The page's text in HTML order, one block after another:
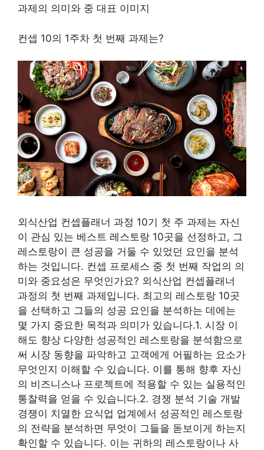
컨셉 10의 1주차 첫 번째 과제는?
외식산업 컨셉플래너 과정 10기 첫 주 과제는 자신
이 관심 있는 베스트 레스토랑 10곳을 선정하고, 그
레스토랑이 큰 성공을 거둘 수 있었던 요인을 분석
하는 것입니다. 컨셉 프로세스 중 첫 번째 작업의 의
미와 중요성은 무엇인가요? 외식산업 컨셉플래너
과정의 첫 번째 과제입니다. 최고의 레스토랑 10곳
을 선택하고 그들의 성공 요인을 분석하는 데에는
몇 가지 중요한 목적과 의미가 있습니다.1. 시장 이
해도 향상 다양한 성공적인 레스토랑을 분석함으로
써 시장 동향을 파악하고 고객에게 어필하는 요소가
무엇인지 이해할 수 있습니다. 이를 통해 향후 자신
의 비즈니스나 프로젝트에 적용할 수 있는 실용적인
통찰력을 얻을 수 있습니다.2. 경쟁 분석 기술 개발
경쟁이 치열한 요식업 업계에서 성공적인 레스토랑
의 전략을 분석하면 무엇이 그들을 돋보이게 하는지
확인할 수 있습니다. 이는 귀하의 레스토랑이나 사